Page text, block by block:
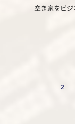
空き家をビ
2